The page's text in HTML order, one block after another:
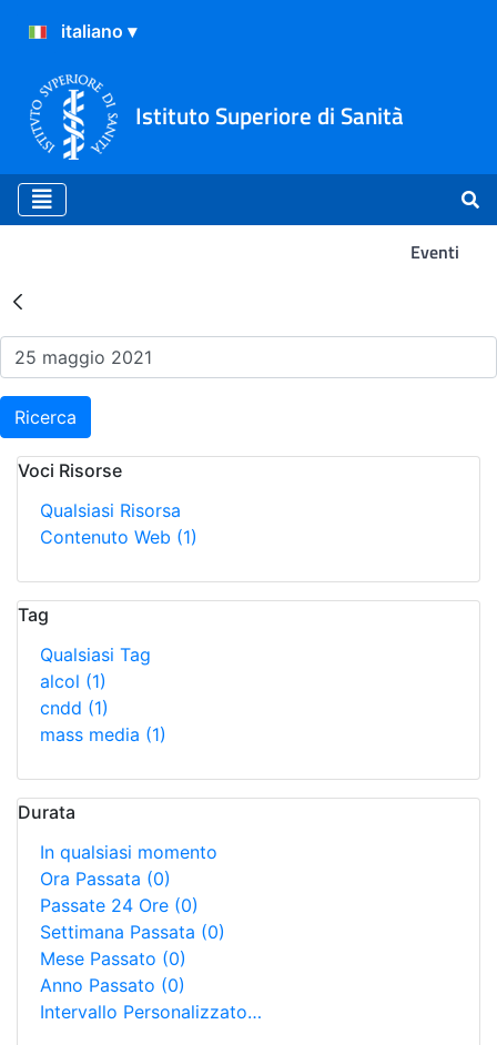
Istituto Superiore di Sanità
Eventi
Risultati della Ricerca -
Ricerca
Voci Risorse
Qualsiasi Risorsa
Contenuto Web (1)
Tag
Qualsiasi Tag
alcol (1)
cndd (1)
mass media (1)
Durata
In qualsiasi momento
Ora Passata (0)
Passate 24 Ore (0)
Settimana Passata (0)
Mese Passato (0)
Anno Passato (0)
Intervallo Personalizzato…